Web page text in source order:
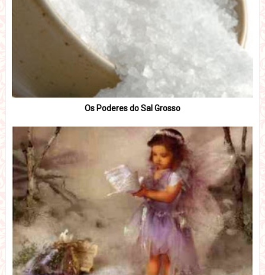
Os Poderes do Sal Grosso